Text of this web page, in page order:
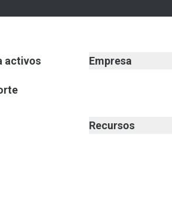
activos Empresa
Recursos